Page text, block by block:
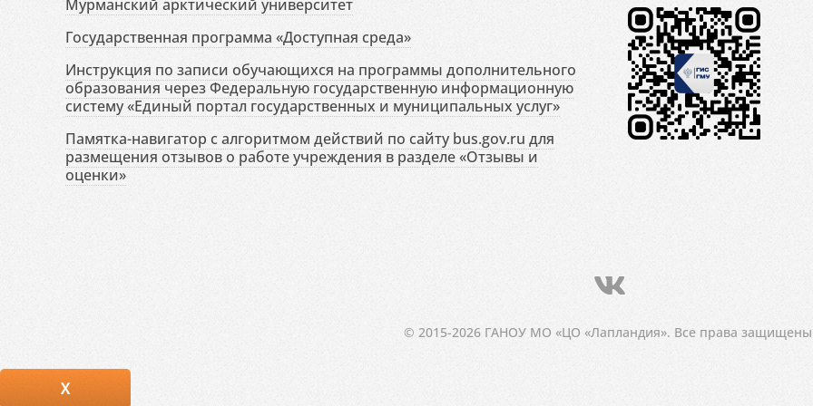
Мурманский арктический университет
Государственная программа «Доступная среда»
Инструкция по записи обучающихся на программы дополнительного
образования через Федеральную государственную информационную
систему «Единый портал государственных и муниципальных услуг»
Памятка-навигатор с алгоритмом действий по сайту bus.gov.ru для
размещения отзывов о работе учреждения в разделе «Отзывы и
оценки»
© 2015-2026 ГАНОУ МО «ЦО «Лапландия». Все права
X